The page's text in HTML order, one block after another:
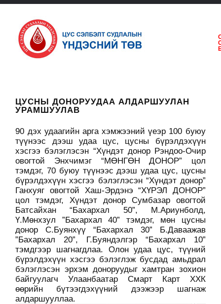
ЦУСНЫ ДОНОРУУДАА АЛДАРШУУЛАН
УРАМШУУЛАВ
90 дэх удаагийн арга хэмжээний үеэр 100 буюу
түүнээс дээш удаа цус, цусны бүрэлдэхүүн
хэсгээ бэлэглэсэн “Хүндэт донор Рэндоо-Очир
овогтой Энхчимэг “МӨНГӨН ДОНОР” цол
тэмдэг, 70 буюу түүнээс дээш удаа цус, цусны
бүрэлдэхүүн хэсгээ бэлэглэсэн “Хүндэт донор”
Ганхуяг овогтой Хаш-Эрдэнэ “ХҮРЭЛ ДОНОР”
цол тэмдэг, Хүндэт донор Сумбазар овогтой
Батсайхан “Бахархал 50”, М.Ариунболд,
Ү.Мөнхзул ”Бахархал 40” тэмдэг, мөн цусны
донор С.Буянхүү “Бахархал 30” Б.Даваажав
”Бахархал 20”, Г.Буяндэлгэр “Бахархал 10”
тэмдгээр шагнагдлаа. Олон удаа цус, түүний
бүрэлдэхүүн хэсгээ бэлэглэж бусдад амьдрал
бэлэглэсэн эрхэм доноруудыг хамтран зохион
байгуулагч Улаанбаатар Смарт Карт ХХК
өөрийн бүтээгдэхүүний дээжээр шагнаж
алдаршууллаа.